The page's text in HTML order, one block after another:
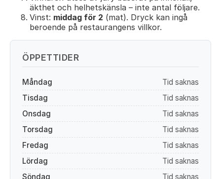
äkthet och helhetskänsla – inte antal följare.
Vinst: middag för 2 (mat). Dryck kan ingå
beroende på restaurangens villkor.
ÖPPETTIDER
Måndag
Tid saknas
Tisdag
Tid saknas
Onsdag
Tid saknas
Torsdag
Tid saknas
Fredag
Tid saknas
Lördag
Tid saknas
Söndag
Tid saknas